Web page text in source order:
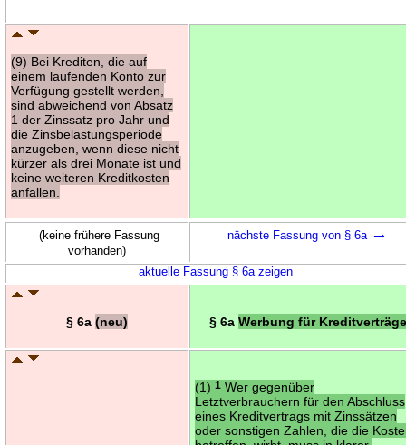
(9) Bei Krediten, die auf
einem laufenden Konto zur
Verfügung gestellt werden,
sind abweichend von Absatz
1 der Zinssatz pro Jahr und
die Zinsbelastungsperiode
anzugeben, wenn diese nicht
kürzer als drei Monate ist und
keine weiteren Kreditkosten
anfallen.
(keine frühere Fassung
vorhanden)
nächste Fassung von § 6a →
aktuelle Fassung § 6a zeigen
§ 6a(neu) § 6a Werbung für Kreditverträge
(1)1 Wer gegenüber
Letztverbrauchern für den Abschluss
eines Kreditvertrags mit Zinssätzen
oder sonstigen Zahlen, die die